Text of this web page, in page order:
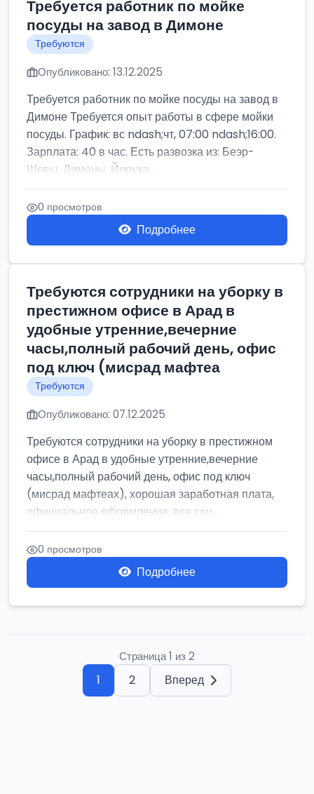
Требуется работник по мойке
посуды на завод в Димоне
Требуются
Опубликовано: 13.12.2025
Требуется работник по мойке посуды на завод в
Димоне Требуется опыт работы в сфере мойки
посуды. График: вс ndash;чт, 07:00 ndash;16:00.
Зарплата: 40 в час. Есть развозка из: Беэр-
Шевы, Димоны, Йеруха...
0 просмотров
Подробнее
Требуются сотрудники на уборку в
престижном офисе в Арад в
удобные утренние,вечерние
часы,полный рабочий день, офис
под ключ (мисрад мафтеа
Требуются
Опубликовано: 07.12.2025
Требуются сотрудники на уборку в престижном
офисе в Арад в удобные утренние,вечерние
часы,полный рабочий день, офис под ключ
(мисрад мафтеах), хорошая заработная плата,
официальное оформление, все соц...
0 просмотров
Подробнее
Страница 1 из 2
1 2 Вперед